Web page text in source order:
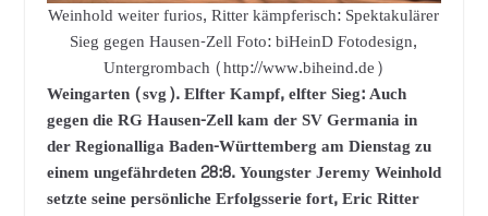
Weinhold weiter furios, Ritter kämpferisch: Spektakulärer
Sieg gegen Hausen-Zell Foto: biHeinD Fotodesign,
Untergrombach (http://www.biheind.de)
Weingarten (svg). Elfter Kampf, elfter Sieg: Auch
gegen die RG Hausen-Zell kam der SV Germania in
der Regionalliga Baden-Württemberg am Dienstag zu
einem ungefährdeten 28:8. Youngster Jeremy Weinhold
setzte seine persönliche Erfolgsserie fort, Eric Ritter